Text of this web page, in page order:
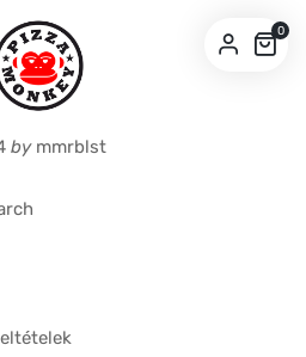
0
bymmrblst